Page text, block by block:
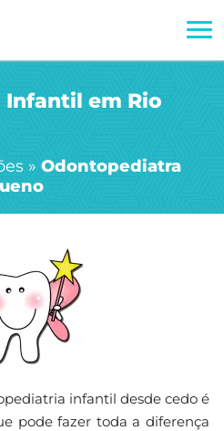
em Rio
» Odontopediatra
infantil desde cedo é
pode fazer toda a diferença